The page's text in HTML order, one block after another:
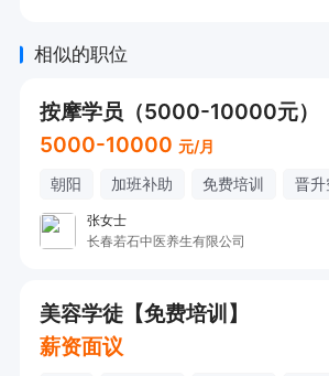
相似的职位
按摩学员（5000-10000元）
5000-10000 元/月
朝阳 加班补助 免费培训 晋升
张女士
长春若石中医养生有限公司
美容学徒【免费培训】
薪资面议